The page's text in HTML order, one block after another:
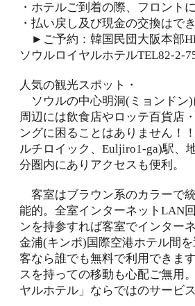
・ホテルご到着の際、フロント
・払い戻し及び現金の交換はで
►ご予約：韓国民団大阪本部
ソウルロイヤルホテルTEL82-2-
人気の観光スポット・
ソウルの中心明洞(ミョンドン
周辺には飲食店やロッテ百貨店
ングに困ることはありません！
ルチロイック、Euljiro1-ga)駅、
分圏内にありアクセスも便利。
客室はブラウン系のカラーで
能的。全室インターネットLAN
ンを持参すれば客室でインタ
金浦(キンポ)国際空港ホテル間
客なら誰でも無料で利用できま
スを持っての移動も心配ご無用
ヤルホテル」ならではのサービ